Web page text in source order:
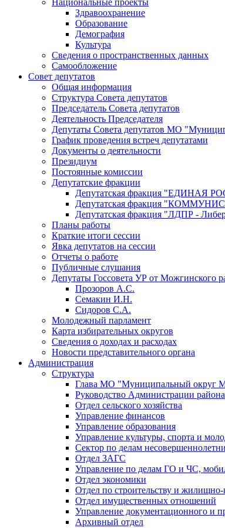
Здравоохранение
Образование
Демография
Культура
Сведения о пространственных данных
Самообложение
Совет депутатов
Общая информация
Структура Совета депутатов
Председатель Совета депутатов
Деятельность Председателя
Депутаты Совета депутатов МО
График проведения встреч депутатами
Документы о деятельности
Президиум
Постоянные комиссии
Депутатские фракции
Депутатская фракция "ЕДИНАЯ
Депутатская фракция
Депутатская фракция "ЛДПР -
Планы работы
Краткие итоги сессии
Явка депутатов на сессии
Отчеты о работе
Публичные слушания
Депутаты Госсовета УР от Можгинского
Прозоров А.С.
Семакин И.Н.
Сидоров С.А.
Молодежный парламент
Карта избирательных округов
Сведения о доходах и расходах
Новости представительного органа
Администрация
Структура
Глава МО "Муниципальный округ
Руководство Администрации района
Отдел сельского хозяйства
Управление финансов
Управление образования
Управление культуры, спорта и
Сектор по делам
Отдел ЗАГС
Управление по делам ГО и ЧС,
Отдел экономики
Отдел по строительству и
Отдел имущественных отношений
Управление документационного и
Архивный отдел